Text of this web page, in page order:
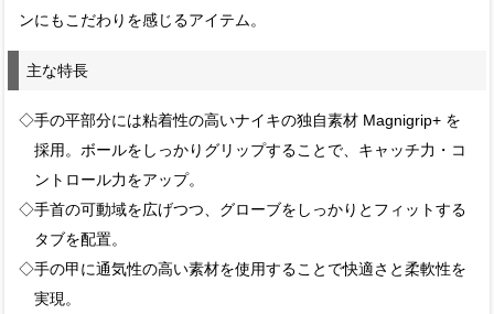
ンにもこだわりを感じるアイテム。
主な特長
◇手の平部分には粘着性の高いナイキの独自素材 Magnigrip+ を
採用。ボールをしっかりグリップすることで、キャッチ力・コ
ントロール力をアップ。
◇手首の可動域を広げつつ、グローブをしっかりとフィットする
タブを配置。
◇手の甲に通気性の高い素材を使用することで快適さと柔軟性を
実現。